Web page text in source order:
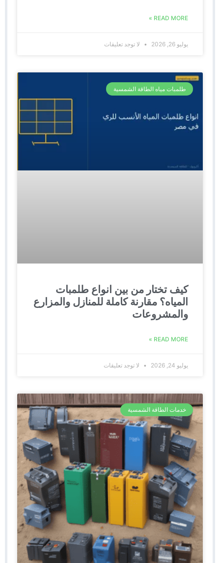
READ MORE »
يوليو 26, 2026 لا توجد تعليقات
طلمبات مياه الطاقة الشمسية
كيف تختار من بين انواع طلمبات
المياه؟ مقارنة كاملة للمنازل والمزارع
والمشروعات
READ MORE »
يوليو 24, 2026 لا توجد تعليقات
خدمات الطاقة الشمسية